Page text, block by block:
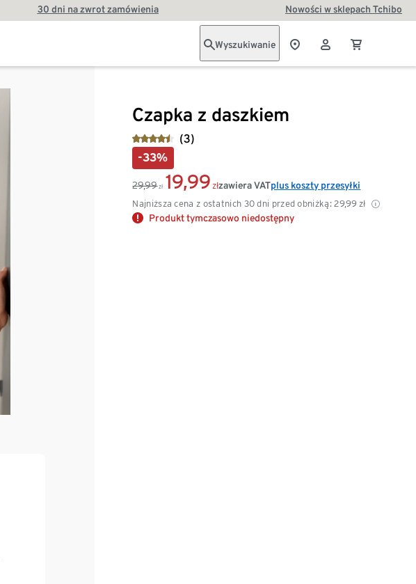
30 dni na zwrot zamówienia Nowości w sklepach Tchibo
Wyszukiwanie
Czapka z daszkiem
(3)
-33%
29,99 zł 19,99 zł
Najniższa cena z ostatnich 30 dni przed obniżką: 29,99 zł
zawiera VATplus koszty przesyłki
Produkt tymczasowo niedostępny